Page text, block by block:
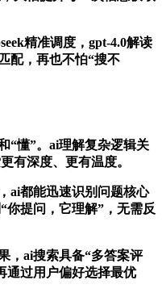
精准调度，gpt-4.0解读
配，再也不怕“搜不
“懂”。ai理解复杂逻辑关
有深度、更有温度。
ai都能迅速识别问题核心
你提问，它理解”，无需反
，ai搜索具备“多答案评
通过用户偏好选择最优